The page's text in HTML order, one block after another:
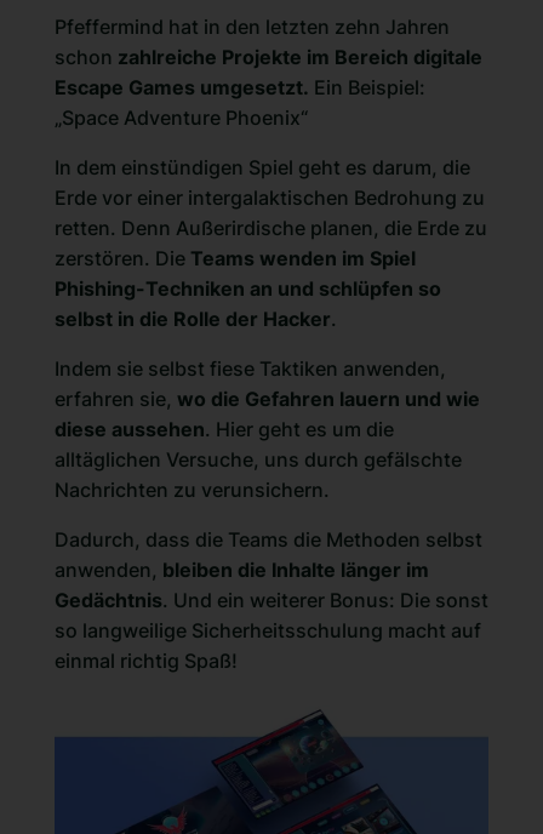
Pfeffermind hat in den letzten zehn Jahren
schon zahlreiche Projekte im Bereich digitale
Escape Games umgesetzt. Ein Beispiel:
„Space Adventure Phoenix“
In dem einstündigen Spiel geht es darum, die
Erde vor einer intergalaktischen Bedrohung zu
retten. Denn Außerirdische planen, die Erde zu
zerstören. Die Teams wenden im Spiel
Phishing-Techniken an und schlüpfen so
selbst in die Rolle der Hacker.
Indem sie selbst fiese Taktiken anwenden,
erfahren sie, wo die Gefahren lauern und wie
diese aussehen. Hier geht es um die
alltäglichen Versuche, uns durch gefälschte
Nachrichten zu verunsichern.
Dadurch, dass die Teams die Methoden selbst
anwenden, bleiben die Inhalte länger im
Gedächtnis. Und ein weiterer Bonus: Die sonst
so langweilige Sicherheitsschulung macht auf
einmal richtig Spaß!